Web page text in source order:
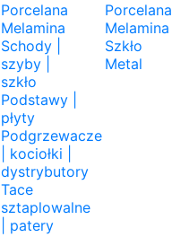
Porcelana
Melamina
Schody |
szyby |
szkło
Podstawy |
płyty
Podgrzewacze
| kociołki |
dystrybutory
Tace
sztaplowalne
| patery
Porcelana
Melamina
Szkło
Metal